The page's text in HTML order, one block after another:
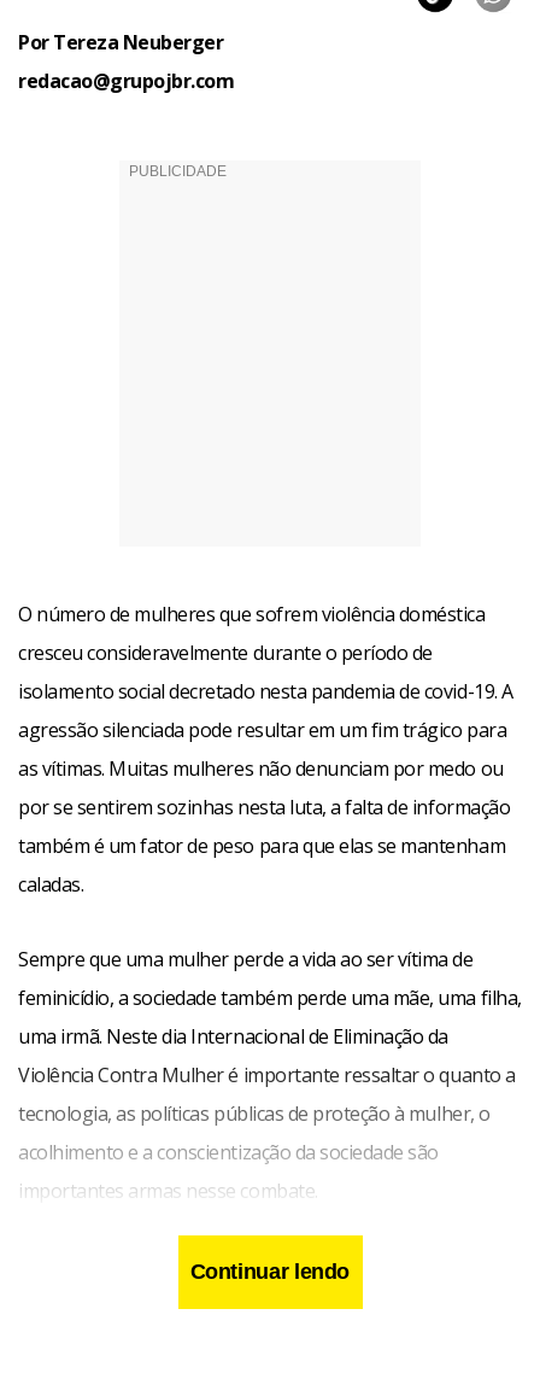
Por Tereza Neuberger
redacao@grupojbr.com
O número de mulheres que sofrem violência doméstica
cresceu consideravelmente durante o período de
isolamento social decretado nesta pandemia de covid-19. A
agressão silenciada pode resultar em um fim trágico para
as vítimas. Muitas mulheres não denunciam por medo ou
por se sentirem sozinhas nesta luta, a falta de informação
também é um fator de peso para que elas se mantenham
caladas.
Sempre que uma mulher perde a vida ao ser vítima de
feminicídio, a sociedade também perde uma mãe, uma filha,
uma irmã. Neste dia Internacional de Eliminação da
Violência Contra Mulher é importante ressaltar o quanto a
tecnologia, as políticas públicas de proteção à mulher, o
acolhimento e a conscientização da sociedade são
importantes armas nesse combate.
Continuar lendo